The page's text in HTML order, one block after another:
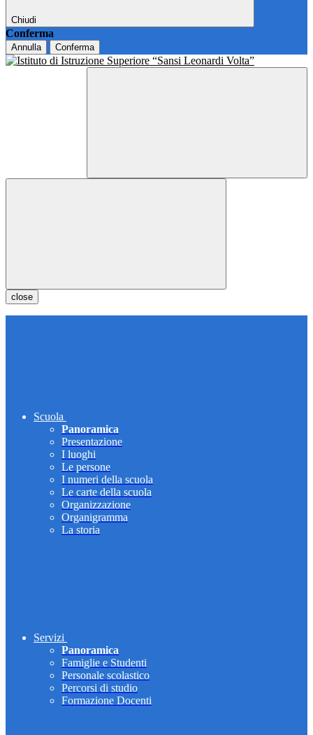
Chiudi
Conferma
Annulla Conferma
close
Scuola
Panoramica
Presentazione
I luoghi
Le persone
I numeri della scuola
Le carte della scuola
Organizzazione
Organigramma
La storia
Servizi
Panoramica
Famiglie e Studenti
Personale scolastico
Percorsi di studio
Formazione Docenti